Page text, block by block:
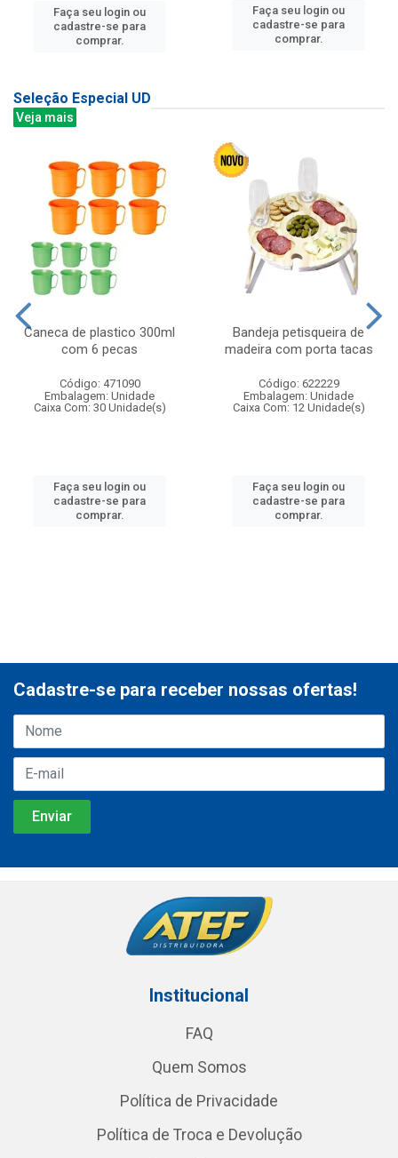
Faça seu login ou
cadastre-se para
comprar.
Faça seu login ou
cadastre-se para
comprar.
Seleção Especial UD
Veja mais
Caneca de plastico 300ml
com 6 pecas
Código: 471090
Embalagem: Unidade
Caixa Com: 30 Unidade(s)
Faça seu login ou
cadastre-se para
comprar.
Bandeja petisqueira de
madeira com porta tacas
Código: 622229
Embalagem: Unidade
Caixa Com: 12 Unidade(s)
Faça seu login ou
cadastre-se para
comprar.
Cadastre-se para receber nossas ofertas!
Institucional
FAQ
Quem Somos
Política de Privacidade
Política de Troca e Devolução